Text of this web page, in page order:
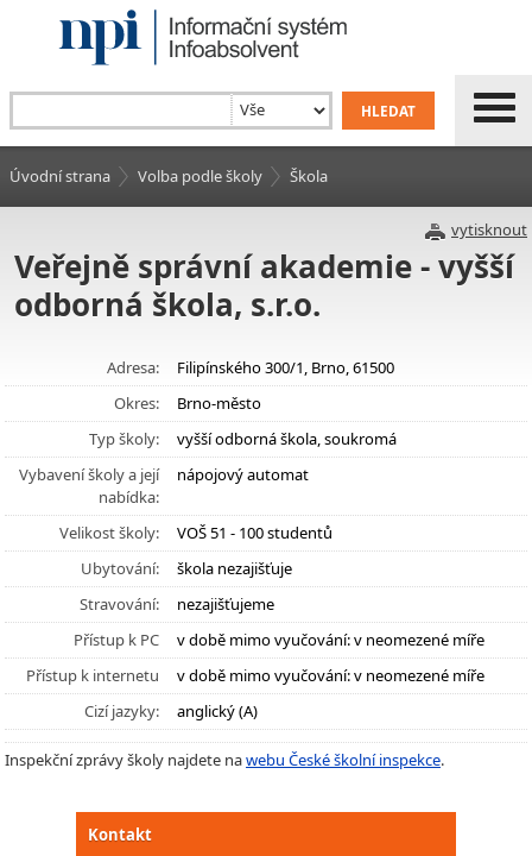
Úvodní strana Volba podle školy Škola
vytisknout
Veřejně správní akademie - vyšší
odborná škola, s.r.o.
Adresa:
Filipínského 300/1, Brno, 61500
Okres:
Brno-město
Typ školy:
vyšší odborná škola, soukromá
Vybavení školy a její
nabídka:
nápojový automat
Velikost školy:
VOŠ 51 - 100 studentů
Ubytování:
škola nezajišťuje
Stravování:
nezajišťujeme
Přístup k PC
v době mimo vyučování: v neomezené míře
Přístup k internetu
v době mimo vyučování: v neomezené míře
Cizí jazyky:
anglický (A)
Inspekční zprávy školy najdete nawebu České školní inspekce.
Kontakt